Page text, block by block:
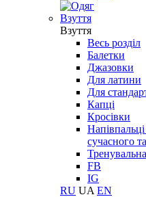
Взуття
Взуття
Весь розділ
Балетки
Джазовки
Для латини
Для
Капці
Кросівки
сучасного
FB
IG
RU UA EN